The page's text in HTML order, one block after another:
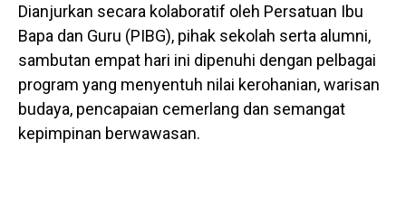
Dianjurkan secara kolaboratif oleh Persatuan Ibu
Bapa dan Guru (PIBG), pihak sekolah serta alumni,
sambutan empat hari ini dipenuhi dengan pelbagai
program yang menyentuh nilai kerohanian, warisan
budaya, pencapaian cemerlang dan semangat
kepimpinan berwawasan.